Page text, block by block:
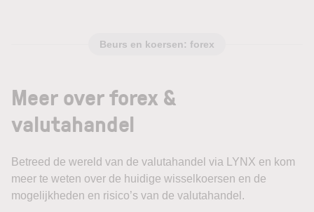
Beurs en koersen: forex
Meer over forex &
valutahandel
Betreed de wereld van de valutahandel via LYNX en kom
meer te weten over de huidige wisselkoersen en de
mogelijkheden en risico’s van de valutahandel.